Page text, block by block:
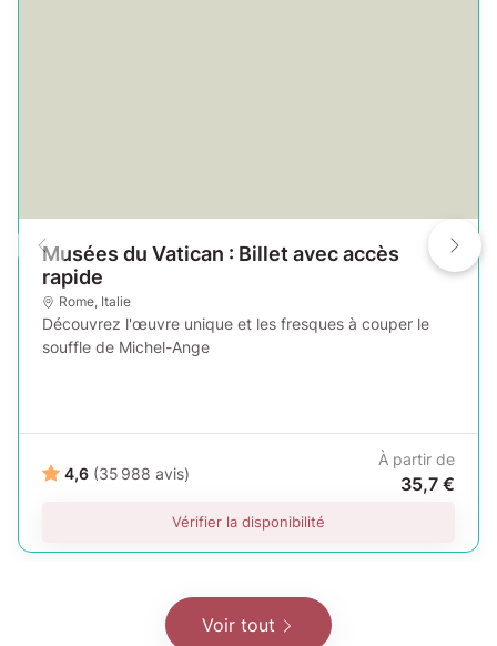
Musées du Vatican : Billet avec accès
rapide
Rome, Italie
Découvrez l'œuvre unique et les fresques à couper le
souffle de Michel-Ange
4,6 (35 988 avis)
À partir de
35,7 €
Vérifier la disponibilité
Voir tout